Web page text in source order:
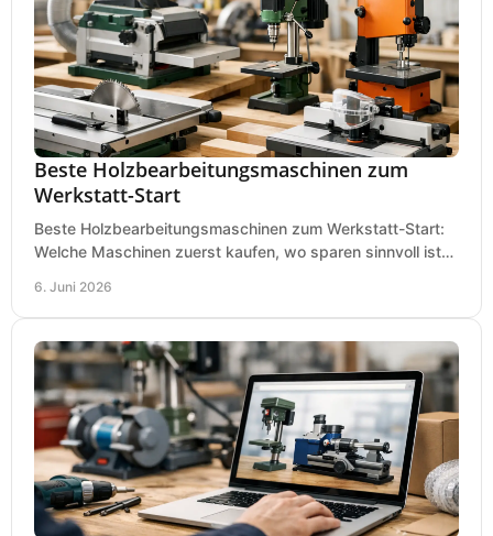
Beste Holzbearbeitungsmaschinen zum
Werkstatt-Start
Beste Holzbearbeitungsmaschinen zum Werkstatt-Start:
Welche Maschinen zuerst kaufen, wo sparen sinnvoll ist
6. Juni 2026